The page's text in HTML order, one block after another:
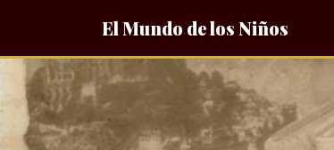
El Mundo de los Niños